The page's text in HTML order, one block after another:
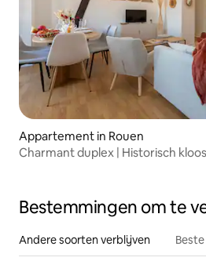
Appartement in Rouen
Charmant duplex | Historisch
Bestemmingen om te
Andere soorten verblijven